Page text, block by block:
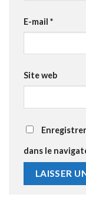
E-mail *
Site web
dans le